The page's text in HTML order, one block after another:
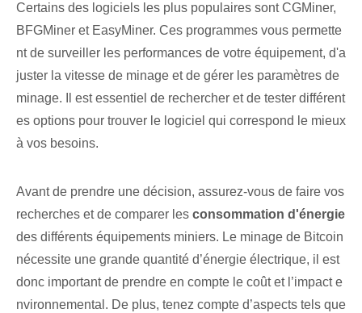
‍Certains des logiciels les plus populaires sont CGMiner,⁤
BFGMiner ⁣et EasyMiner. Ces programmes vous permette
nt de surveiller les performances de votre équipement, d'a
juster la vitesse de minage et de gérer les paramètres de
minage. Il est essentiel de rechercher et de tester différent
es options pour trouver le logiciel qui correspond le mieux
à vos besoins.
Avant de prendre une décision, assurez-vous de faire vos
recherches et⁣ de comparer les⁣ consommation d'énergie
des différents équipements miniers. Le minage de Bitcoin
nécessite une grande quantité d’énergie électrique, il est
donc important de prendre en compte le coût et l’impact e
nvironnemental. De plus, tenez compte d’aspects tels que